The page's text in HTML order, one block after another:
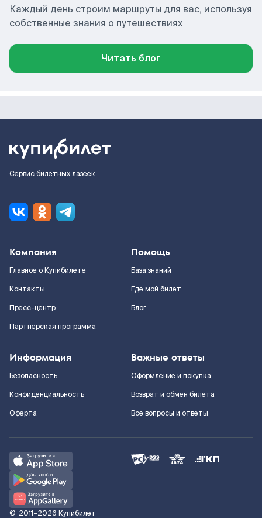
Каждый день строим маршруты для вас, используя
собственные знания о путешествиях
Читать блог
Сервис билетных лазеек
Компания
Главное о Купибилете
Контакты
Пресс-центр
Партнерская программа
Помощь
База знаний
Где мой билет
Блог
Информация
Безопасность
Конфиденциальность
Оферта
Важные ответы
Оформление и покупка
Возврат и обмен билета
Все вопросы и ответы
© 2011–2026 Купибилет